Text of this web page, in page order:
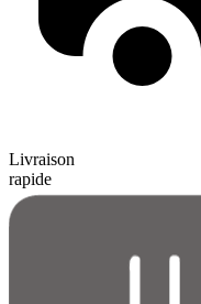
Livraison
rapide